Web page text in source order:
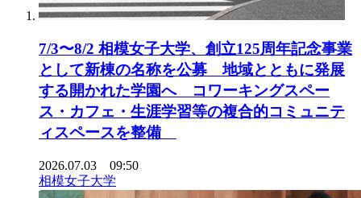
7/3〜8/2 相模女子大学、創立125周年記念事業
として新棟の名称を公募 地域とともに発展
する開かれた学園へ コワーキングスペー
ス・カフェ・生涯学習等の複合的コミュニテ
ィスペースを整備
2026.07.03 09:50
相模女子大学